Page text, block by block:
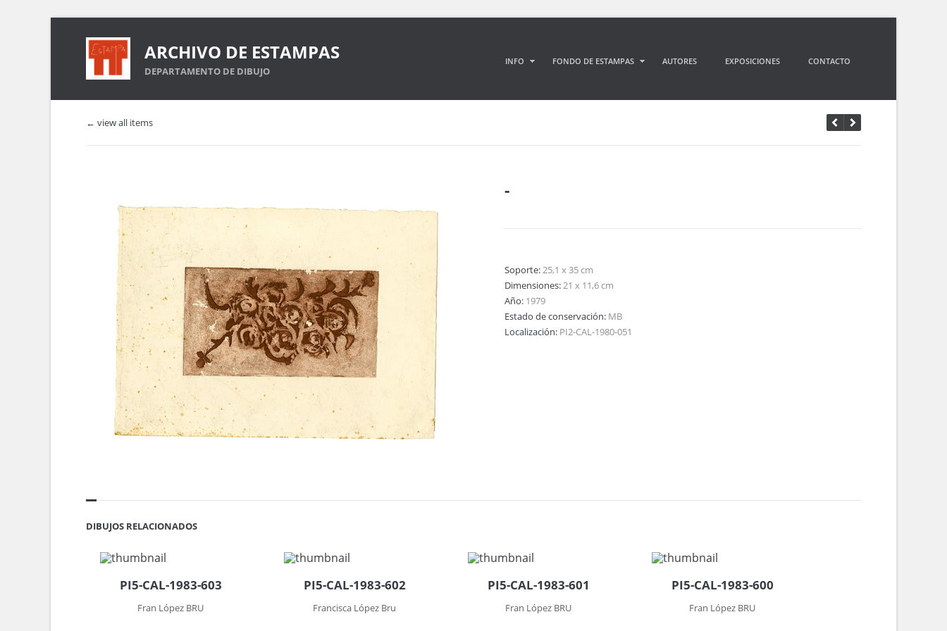
ARCHIVO DE ESTAMPAS
DEPARTAMENTO DE DIBUJO
INFO FONDO DE ESTAMPAS AUTORES EXPOSICIONES CONTACTO
← view all items
-
Soporte:25,1 x 35 cm
Dimensiones:21 x 11,6 cm
Año: 1979
Estado de conservación: MB
Localización: PI2-CAL-1980-051
DIBUJOS RELACIONADOS
PI5-CAL-1983-603
Fran López BRU
PI5-CAL-1983-602
Francisca López Bru
PI5-CAL-1983-601
Fran López BRU
PI5-CAL-1983-600
Fran López BRU